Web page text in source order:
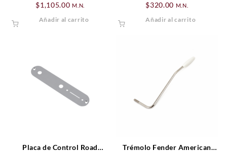
Cromado (6)
$1,105.00 M.N.
Añadir al carrito
$320.00 M.N.
Añadir al carrito
Placa de Control Road
Trémolo Fender American